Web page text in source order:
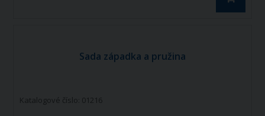
Sada západka a pružina
Katalogové číslo: 01216